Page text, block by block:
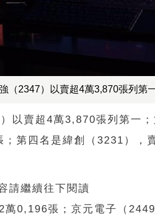
2347）以賣超4萬3,870張列第
）以賣超 4萬3,870張列第一；
； 第四名是緯創（ 3231 ），
請繼續往下閱讀
萬0,196張； 京元電子（ 2449